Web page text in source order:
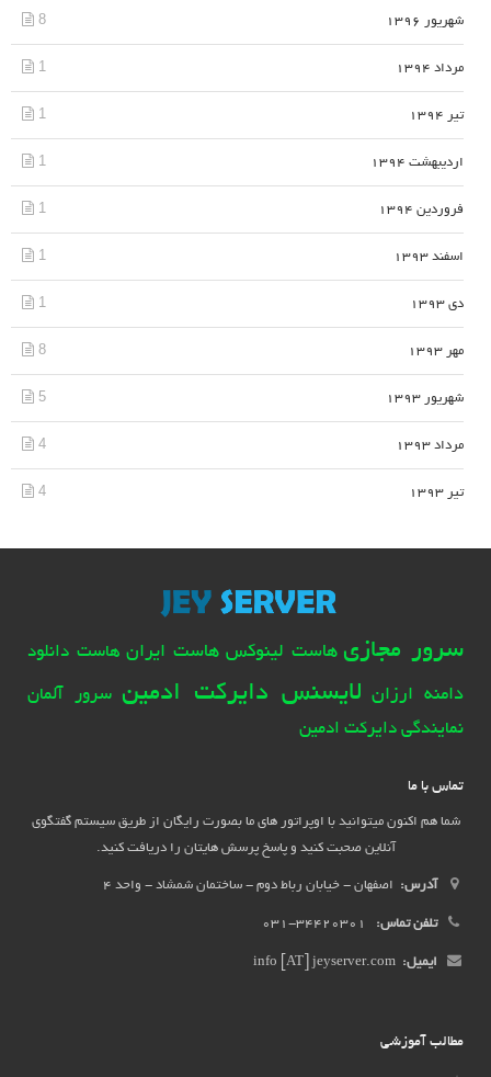
شهریور 1396 8
مرداد 1394 1
تیر 1394 1
اردیبهشت 1394 1
فروردین 1394 1
اسفند 1393 1
دی 1393 1
مهر 1393 8
شهریور 1393 5
مرداد 1393 4
تیر 1393 4
سرور مجازی هاست لینوکس هاست ایران هاست دانلود
دامنه ارزان لایسنس دایرکت ادمین سرور آلمان
نمایندگی دایرکت ادمین
تماس با ما
شما هم اکنون میتوانید با اوپراتور های ما بصورت رایگان از طریق سیستم گفتگوی
آنلاین صحبت کنید و پاسخ پرسش هایتان را دریافت کنید.
آدرس: اصفهان - خیابان رباط دوم - ساختمان شمشاد - واحد 4
تلفن تماس:
ایمیل:
مطالب آموزشی